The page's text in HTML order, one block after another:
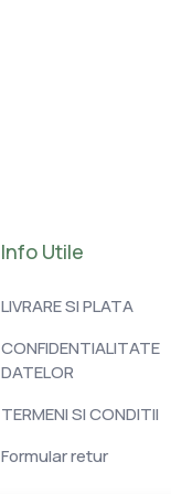
Info Utile
LIVRARE SI PLATA
CONFIDENTIALITATE
DATELOR
TERMENI SI CONDITII
Formular retur